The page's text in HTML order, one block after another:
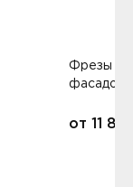
Фрезы
фасадов
от 11